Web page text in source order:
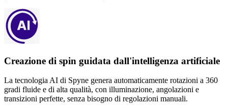
Creazione di spin guidata dall'intelligenza artificiale
La tecnologia AI di Spyne genera automaticamente rotazioni a 360
gradi fluide e di alta qualità, con illuminazione, angolazioni e
transizioni perfette, senza bisogno di regolazioni manuali.